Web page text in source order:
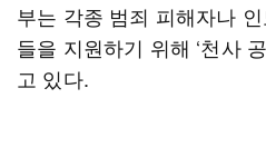
부는 각종 범죄 피해자나
들을 지원하기 위해 ‘천사
고 있다.